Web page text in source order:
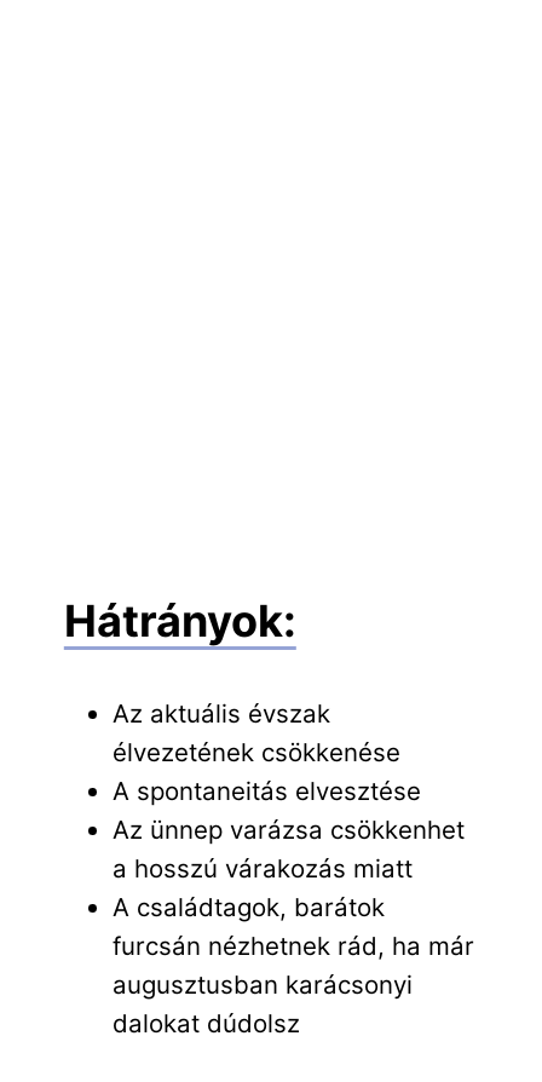
Hátrányok:
Az aktuális évszak
élvezetének csökkenése
A spontaneitás elvesztése
Az ünnep varázsa csökkenhet
a hosszú várakozás miatt
A családtagok, barátok
furcsán nézhetnek rád, ha már
augusztusban karácsonyi
dalokat dúdolsz